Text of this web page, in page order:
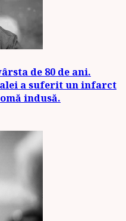
de 80 de ani.
a suferit un infarct
indusă.